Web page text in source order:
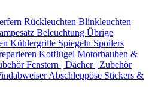
Rückleuchten Blinkleuchten
Beleuchtung Übrige
Kühlergrille Spiegeln Spoilers
Kotflügel Motorhauben &
Fenstern | Dächer | Zubehör
Abschleppöse Stickers &